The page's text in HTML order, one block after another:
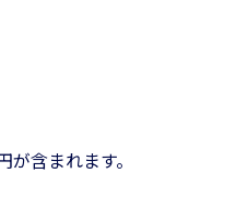
含まれます。